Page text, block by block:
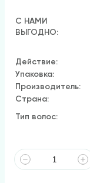
С НАМИ
ВЫГОДНО:
Действие:
Упаковка:
Производитель:
Страна:
Тип волос: